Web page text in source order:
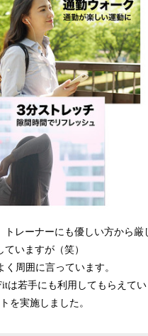
レーナーにも優しい方から厳
いますが（笑）
周囲に言っています。
は若手にも利用してもらえて
を実施しました。